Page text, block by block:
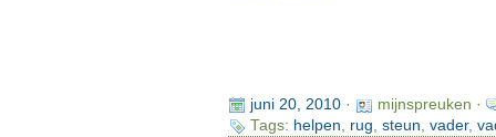
juni 20, 2010·
mijnspreuken ·
Tags: helpen, rug, steun, vader,